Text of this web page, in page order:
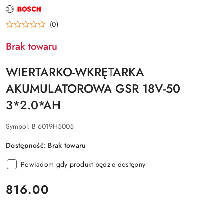
NAZWA
PRODUCENTA:
BOSCH (0)
Brak towaru
WIERTARKO-WKRĘTARKA
AKUMULATOROWA GSR 18V-50
3*2.0*AH
Symbol: B 6019H5005
Dostępność: Brak towaru
Powiadom gdy produkt będzie dostępny
cena:
816.00